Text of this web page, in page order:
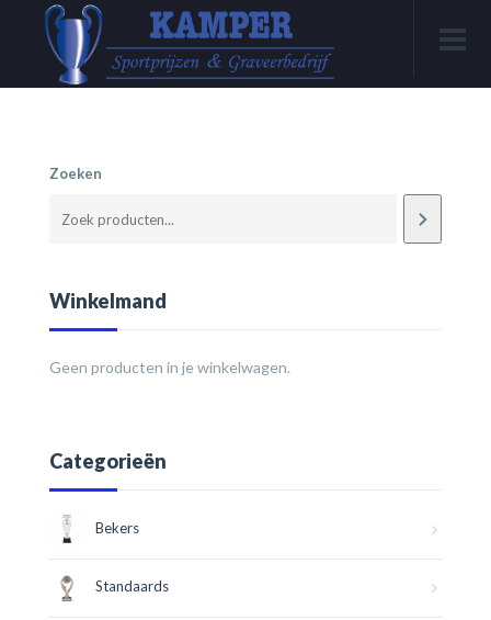
Zoeken
Winkelmand
Geen producten in je winkelwagen.
Categorieën
Bekers
Standaards